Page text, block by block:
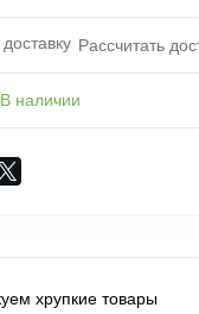
Рассчитать
В наличии